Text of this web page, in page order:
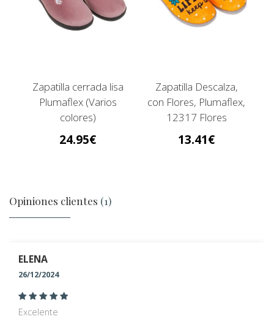
Zapatilla cerrada lisa
Plumaflex (Varios
colores)
24.95
Zapatilla Descalza,
con Flores, Plumaflex,
12317 Flores
13.41
Opiniones clientes (1)
ELENA
26/12/2024
Excelente